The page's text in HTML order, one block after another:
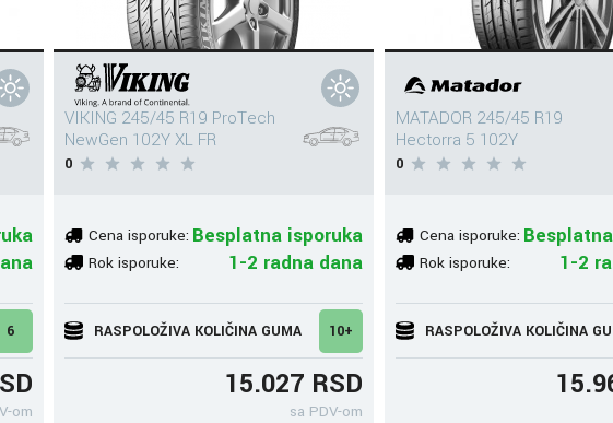
6
om
VIKING 245/45 R19 ProTech
NewGen 102Y XL FR
0
Cena isporuke: Besplatna isporuka
Rok isporuke: 1-2 radna dana
RASPOLOŽIVA KOLIČINA GUMA 10+
15.027 RSD
sa PDV-om
MATADOR 245/45 R19
Hectorra 5 102Y
0
Cena isporuke:
Rok isporuke: 1-2
RASPOLOŽIVA KOLIČINA